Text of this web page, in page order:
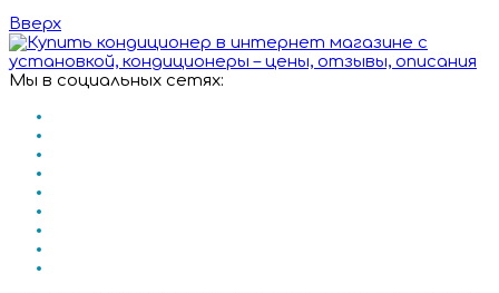
Вверх
Мы в социальных сетях: